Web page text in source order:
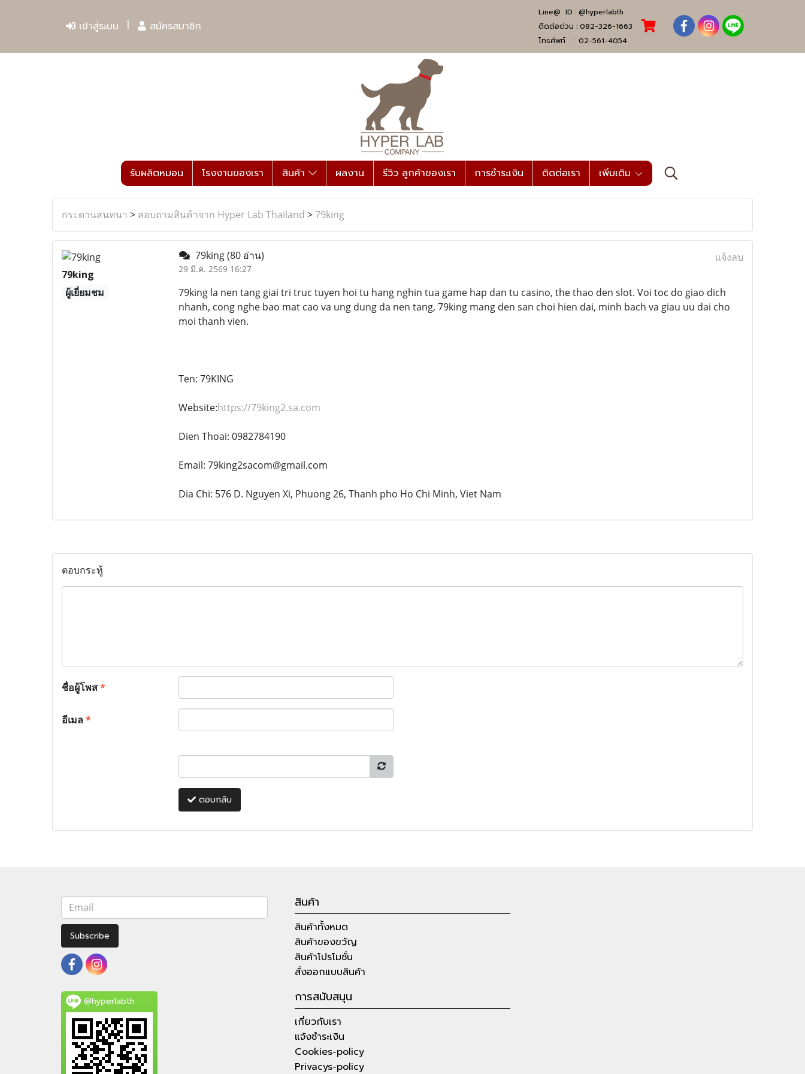
เข้าสู่ระบบ สมัครสมาชิก
Line@ ID : @hyperlabth
ติดต่อด่วน : 082-326-1663
โทรศัพท์ : 02-561-4054
รับผลิตหมอน โรงงานของเรา สินค้า ผลงาน รีวิว ลูกค้าของเรา การชำระเงิน ติดต่อเรา เพิ่มเติม
กระดานสนทนา > สอบถามสินค้าจาก Hyper Lab Thailand >79king
79king
ผู้เยี่ยมชม
79king(80 อ่าน)
29 มี.ค. 2569 16:27
แจ้งลบ
79king la nen tang giai tri truc tuyen hoi tu hang nghin tua game hap dan tu casino, the thao den slot. Voi toc do giao dich
nhanh, cong nghe bao mat cao va ung dung da nen tang, 79king mang den san choi hien dai, minh bach va giau uu dai cho
moi thanh vien.
Ten: 79KING
Website:https://79king2.sa.com
Dien Thoai: 0982784190
Email: 79king2sacom@gmail.com
Dia Chi: 576 D. Nguyen Xi, Phuong 26, Thanh pho Ho Chi Minh, Viet Nam
ตอบกระทู้
ชื่อผู้โพส*
อีเมล*
ตอบกลับ
Subscribe
@hyperlabth
สินค้า
สินค้าทั้งหมด
สินค้าของขวัญ
สินค้าโปรโมชั่น
สั่งออกแบบสินค้า
การสนับสนุน
เกี่ยวกับเรา
แจ้งชำระเงิน
Cookies-policy
Privacys-policy